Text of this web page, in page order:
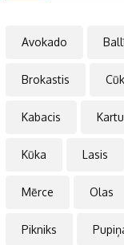
Avokado
Brokastis
Kabacis
Kūka Lasis
Mērce Olas
Pikniks